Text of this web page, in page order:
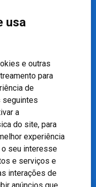
usa
e outras
para
de
seguintes
a
do site, para
experiência
o seu interesse
e serviços e
interações de
RS, 92010-010
- Teresópolis, Porto Alegre -
Porto Alegre – RS,